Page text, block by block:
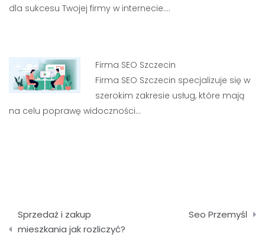
dla sukcesu Twojej firmy w internecie.…
Firma SEO Szczecin
Firma SEO Szczecin specjalizuje się w
szerokim zakresie usług, które mają
na celu poprawę widoczności…
Nawigacja
wpisu
Sprzedaż i zakup
mieszkania jak rozliczyć?
Seo Przemyśl